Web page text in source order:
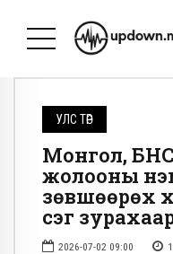
УЛС ТӨР
Монгол,
жолооны
зөвшөөрөх
үсэг
2026-07-02 09:00 1